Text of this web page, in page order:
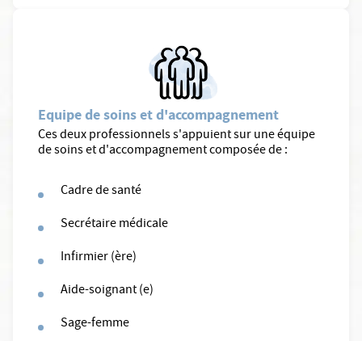
Equipe de soins et d'accompagnement
Ces deux professionnels s'appuient sur une équipe
de soins et d'accompagnement composée de :
Cadre de santé
Secrétaire médicale
Infirmier (ère)
Aide-soignant (e)
Sage-femme